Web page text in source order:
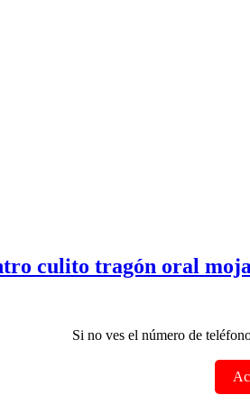
culito tragón oral
Si no ves el número de